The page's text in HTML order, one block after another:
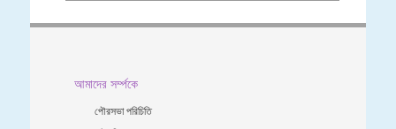
আমাদের সর্ম্পকে
পৌরসভা পরিচিতি